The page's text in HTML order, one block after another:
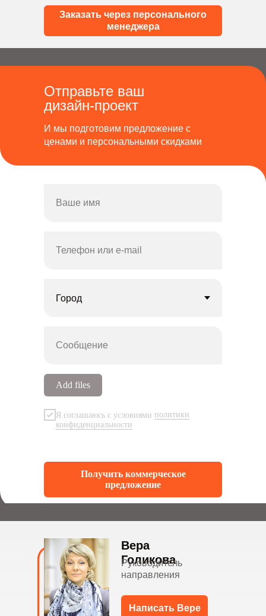
Заказать через персонального
менеджера
Отправьте ваш
дизайн-проект
И мы подготовим предложение с
ценами и персональными скидками
Ваше имя
Телефон или e-mail
Сообщение
Add files
Я соглашаюсь с условиями политики
конфиденциальности
Получить коммерческое
предложение
Вера
Голикова
Руководитель
направления
Написать Вере